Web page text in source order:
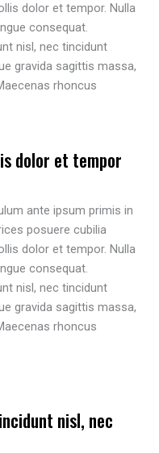
dolor et tempor. Nulla
consequat.
nisl, nec tincidunt
gravida sagittis massa,
rhoncus
dolor et tempor
ante ipsum primis in
posuere cubilia
dolor et tempor. Nulla
consequat.
nisl, nec tincidunt
gravida sagittis massa,
rhoncus
nisl, nec